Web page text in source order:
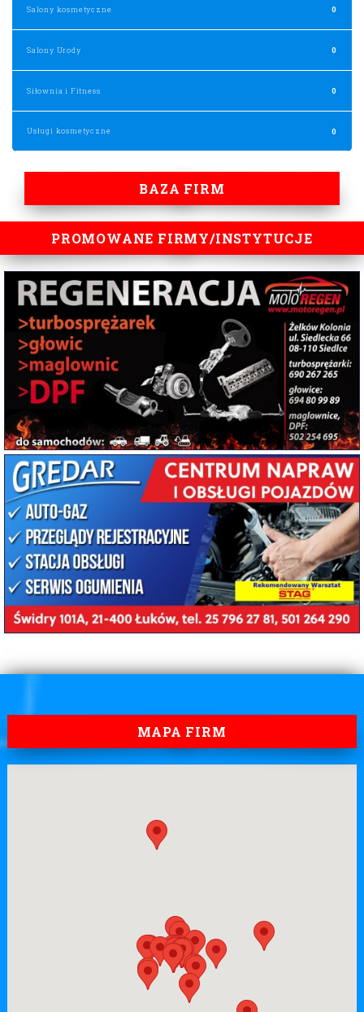
Salony kosmetyczne 0
Salony Urody 0
Siłownia i Fitness 0
Usługi kosmetyczne 0
BAZA FIRM
PROMOWANE FIRMY/INSTYTUCJE
MAPA FIRM